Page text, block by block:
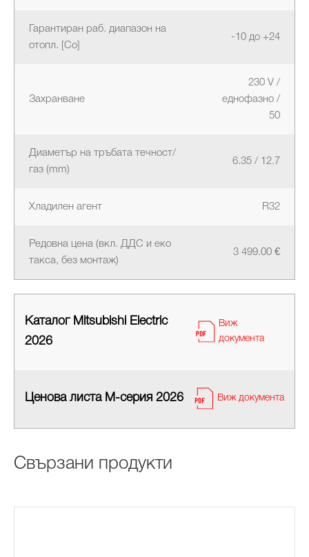
Гарантиран раб. диапазон на
отопл. [Co]
-10 до +24
Захранване
230 V /
еднофазно /
50
Диаметър на тръбата течност/
газ (mm)
6.35 / 12.7
Хладилен агент R32
Редовна цена (вкл. ДДС и еко
такса, без монтаж)
3 499.00 €
Каталог Mitsubishi Electric
2026
Виж
документа
Ценова листа M-серия 2026 Виж документа
Свързани продукти